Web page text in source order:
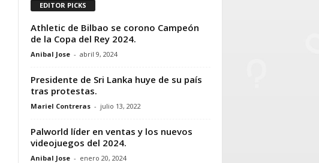
EDITOR PICKS
Athletic de Bilbao se corono Campeón
de la Copa del Rey 2024.
Anibal Jose - abril 9, 2024
Presidente de Sri Lanka huye de su país
tras protestas.
Mariel Contreras - julio 13, 2022
Palworld líder en ventas y los nuevos
videojuegos del 2024.
Anibal Jose - enero 20, 2024